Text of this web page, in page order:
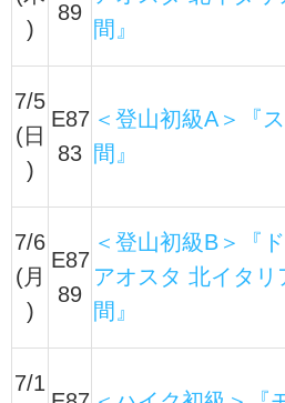
)
89
間』
7/5
(日
)
E87
83
＜登山初級A＞『
間』
7/6
(月
)
E87
89
＜登山初級B＞『
アオスタ 北イタリ
間』
7/1